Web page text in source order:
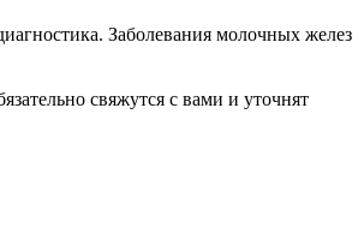
Заболевания молочных желез
свяжутся с вами и уточнят